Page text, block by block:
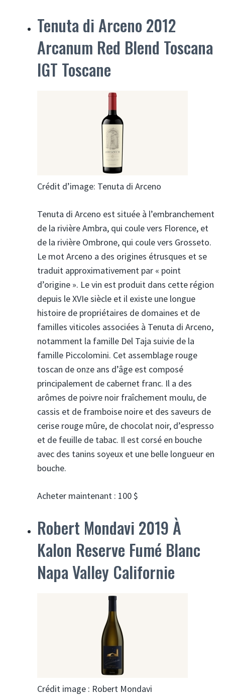
Tenuta di Arceno 2012
Arcanum Red Blend Toscana
IGT Toscane
Crédit d’image: Tenuta di Arceno
Tenuta di Arceno est située à l’embranchement
de la rivière Ambra, qui coule vers Florence, et
de la rivière Ombrone, qui coule vers Grosseto.
Le mot Arceno a des origines étrusques et se
traduit approximativement par « point
d’origine ». Le vin est produit dans cette région
depuis le XVIe siècle et il existe une longue
histoire de propriétaires de domaines et de
familles viticoles associées à Tenuta di Arceno,
notamment la famille Del Taja suivie de la
famille Piccolomini. Cet assemblage rouge
toscan de onze ans d’âge est composé
principalement de cabernet franc. Il a des
arômes de poivre noir fraîchement moulu, de
cassis et de framboise noire et des saveurs de
cerise rouge mûre, de chocolat noir, d’espresso
et de feuille de tabac. Il est corsé en bouche
avec des tanins soyeux et une belle longueur en
bouche.
Acheter maintenant : 100 $
Robert Mondavi 2019 À
Kalon Reserve Fumé Blanc
Napa Valley Californie
Crédit image : Robert Mondavi